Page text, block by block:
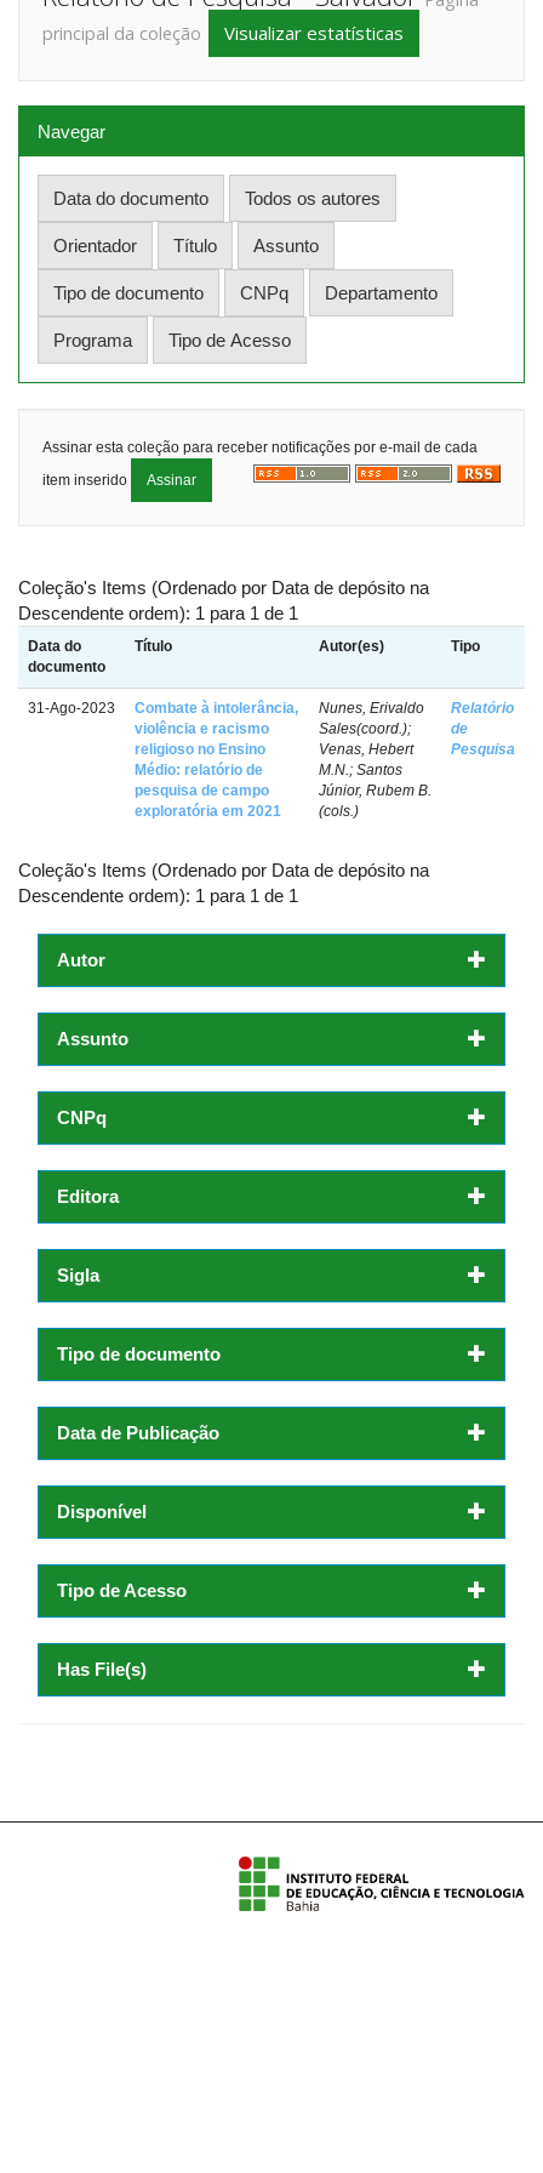
principal da coleção
Visualizar estatísticas
Navegar
Assinar esta coleção para receber notificações por e-mail de cada
item inserido
Coleção's Items (Ordenado por Data de depósito na
Descendente ordem): 1 para 1 de 1
Data do
documento
Título Autor(es) Tipo
31-Ago-2023
Combate à intolerância,
violência e racismo
religioso no Ensino
Médio: relatório de
pesquisa de campo
exploratória em 2021
Nunes, Erivaldo
Sales(coord.);
Venas, Hebert
M.N.; Santos
Júnior, Rubem B.
(cols.)
Relatório
de
Pesquisa
Coleção's Items (Ordenado por Data de depósito na
Descendente ordem): 1 para 1 de 1
Autor
Assunto
CNPq
Editora
Sigla
Tipo de documento
Data de Publicação
Disponível
Tipo de Acesso
Has File(s)